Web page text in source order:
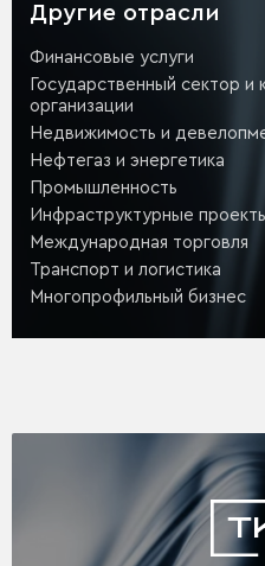
Другие отрасли
Финансовые услуги
Государственный сектор и
организации
Недвижимость и
Нефтегаз и энергетика
Промышленность
Инфраструктурные
Международная торговля
Транспорт и логистика
Многопрофильный бизнес